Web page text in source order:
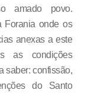
amado povo.
Forania onde os
anexas a este
as condições
saber: confissão,
do Santo